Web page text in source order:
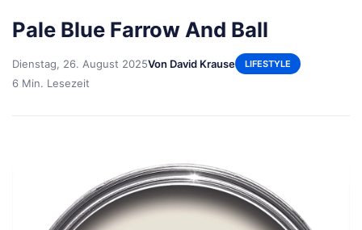
Pale Blue Farrow And Ball
Dienstag, 26. August 2025Von David Krause LIFESTYLE
6 Min. Lesezeit